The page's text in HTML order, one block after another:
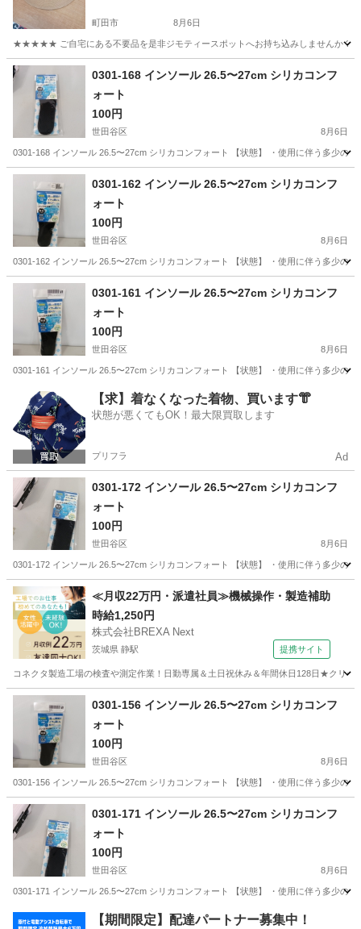
町田市 8月6日
★★★★★ ご自宅にある不要品を是非ジモティースポットへお持ち込みしませんか？
東京 町田市 麦わら帽子
0301-168 インソール 26.5〜27cm シリカコンフ
ォート
100円
世田谷区 8月6日
0301-168 インソール 26.5〜27cm シリカコンフォート 【状態】 ・使用に伴う多少の
東京 世田谷区 服/ファッション
0301-162 インソール 26.5〜27cm シリカコンフ
ォート
100円
世田谷区 8月6日
0301-162 インソール 26.5〜27cm シリカコンフォート 【状態】 ・使用に伴う多少の
東京 世田谷区 服/ファッション
0301-161 インソール 26.5〜27cm シリカコンフ
ォート
100円
世田谷区 8月6日
0301-161 インソール 26.5〜27cm シリカコンフォート 【状態】 ・使用に伴う多少の
東京 世田谷区 服/ファッション 現地
【求】着なくなった着物、買います👘
状態が悪くてもOK！最大限買取します
プリフラ Ad
0301-172 インソール 26.5〜27cm シリカコンフ
ォート
100円
世田谷区 8月6日
0301-172 インソール 26.5〜27cm シリカコンフォート 【状態】 ・使用に伴う多少の
東京 世田谷区 服/ファッション 現地
≪月収22万円・派遣社員≫機械操作・製造補助
時給1,250円
株式会社BREXA Next
茨城県 静駅 提携サイト
コネクタ製造工場の検査や測定作業！日勤専属＆土日祝休み＆年間休日128日★クリ
茨城 常陸大宮市0301-156 インソール 26.5〜27cm シリカコンフ
ォート
100円
世田谷区 8月6日
0301-156 インソール 26.5〜27cm シリカコンフォート 【状態】 ・使用に伴う多少の
東京 世田谷区 服/ファッション
0301-171 インソール 26.5〜27cm シリカコンフ
ォート
100円
世田谷区 8月6日
0301-171 インソール 26.5〜27cm シリカコンフォート 【状態】 ・使用に伴う多少の
服/ファッション 現地
【期間限定】配達パートナー募集中！